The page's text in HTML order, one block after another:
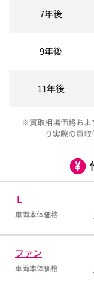
7年後
9年後
11年後
※買取相場価格およ
り実際の買
Ｌ
車両本体価格
ファン
車両本体価格